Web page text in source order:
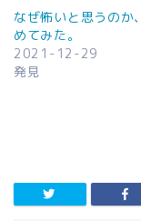
なぜ怖いと思うのか
めてみた。
2021-12-29
発見